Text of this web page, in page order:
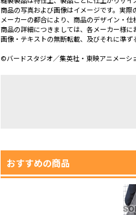
商品の写真および画像はイメージです。実際
メーカーの都合により、商品のデザイン・
商品の詳細につきましては、各メーカー様に
画像・テキストの無断転載、及びそれに準ず
©バードスタジオ／集英社・東映アニメーシ
おすすめの商品